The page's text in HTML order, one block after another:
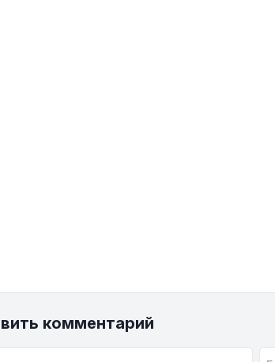
комментарий